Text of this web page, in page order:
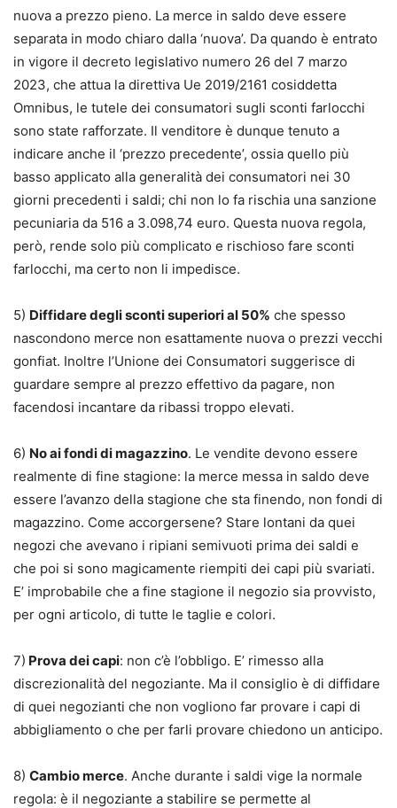
nuova a prezzo pieno. La merce in saldo deve essere
separata in modo chiaro dalla ‘nuova’. Da quando è entrato
in vigore il decreto legislativo numero 26 del 7 marzo
2023, che attua la direttiva Ue 2019/2161 cosiddetta
Omnibus, le tutele dei consumatori sugli sconti farlocchi
sono state rafforzate. Il venditore è dunque tenuto a
indicare anche il ‘prezzo precedente’, ossia quello più
basso applicato alla generalità dei consumatori nei 30
giorni precedenti i saldi; chi non lo fa rischia una sanzione
pecuniaria da 516 a 3.098,74 euro. Questa nuova regola,
però, rende solo più complicato e rischioso fare sconti
farlocchi, ma certo non li impedisce.
5) Diffidare degli sconti superiori al 50% che spesso
nascondono merce non esattamente nuova o prezzi vecchi
gonfiat. Inoltre l’Unione dei Consumatori suggerisce di
guardare sempre al prezzo effettivo da pagare, non
facendosi incantare da ribassi troppo elevati.
6) No ai fondi di magazzino. Le vendite devono essere
realmente di fine stagione: la merce messa in saldo deve
essere l’avanzo della stagione che sta finendo, non fondi di
magazzino. Come accorgersene? Stare lontani da quei
negozi che avevano i ripiani semivuoti prima dei saldi e
che poi si sono magicamente riempiti dei capi più svariati.
E’ improbabile che a fine stagione il negozio sia provvisto,
per ogni articolo, di tutte le taglie e colori.
7) Prova dei capi: non c’è l’obbligo. E’ rimesso alla
discrezionalità del negoziante. Ma il consiglio è di diffidare
di quei negozianti che non vogliono far provare i capi di
abbigliamento o che per farli provare chiedono un anticipo.
8) Cambio merce. Anche durante i saldi vige la normale
regola: è il negoziante a stabilire se permette al